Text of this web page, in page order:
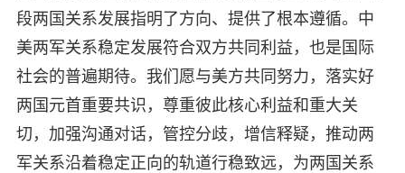
段两国关系发展指明了方向、提供了根本遵循。中
美两军关系稳定发展符合双方共同利益，也是国际
社会的普遍期待。我们愿与美方共同努力，落实好
两国元首重要共识，尊重彼此核心利益和重大关
切，加强沟通对话，管控分歧，增信释疑，推动两
军关系沿着稳定正向的轨道行稳致远，为两国关系